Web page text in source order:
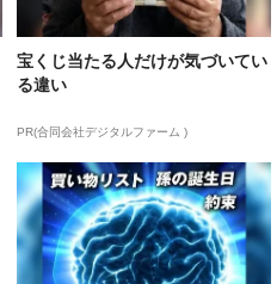
宝くじ当たる人だけが気づいてい
る違い
PR(合同会社デジタルファーム )